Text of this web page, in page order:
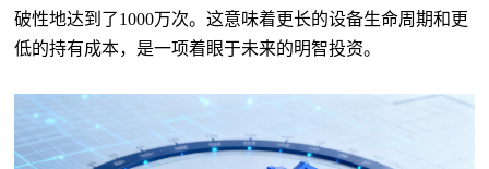
破性地达到了1000万次。这意味着更长的设备生命周期和更
低的持有成本，是一项着眼于未来的明智投资。